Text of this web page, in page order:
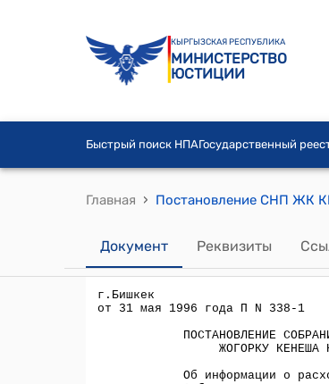
КЫРГЫЗСКАЯ РЕСПУБЛИКА
МИНИСТЕРСТВО
ЮСТИЦИИ
Быстрый поиск НПАГосударственный
Главная ›
Документ Реквизиты